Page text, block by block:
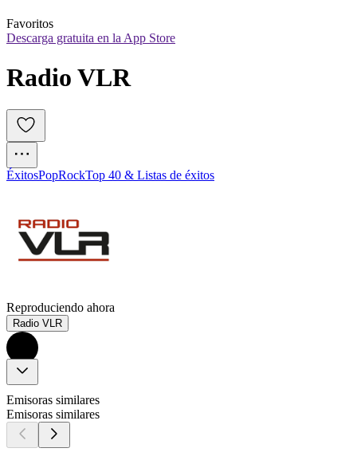
Favoritos
Descarga gratuita en la App Store
Radio VLR
ÉxitosPopRockTop 40 & Listas de éxitos
Reproduciendo ahora
Radio VLR
Emisoras similares
Emisoras similares